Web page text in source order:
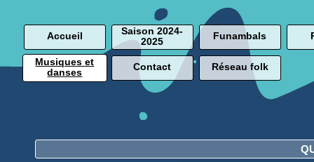
Accueil
Saison 2024-
2025
Funambals
Musiques et
danses
Contact Réseau folk